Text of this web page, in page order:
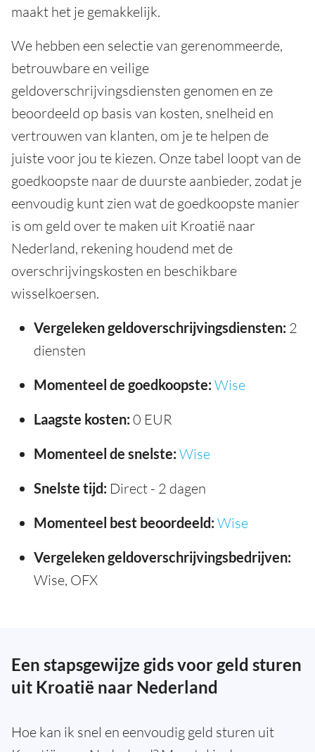
maakt het je gemakkelijk.
We hebben een selectie van gerenommeerde,
betrouwbare en veilige
geldoverschrijvingsdiensten genomen en ze
beoordeeld op basis van kosten, snelheid en
vertrouwen van klanten, om je te helpen de
juiste voor jou te kiezen. Onze tabel loopt van de
goedkoopste naar de duurste aanbieder, zodat je
eenvoudig kunt zien wat de goedkoopste manier
is om geld over te maken uit Kroatië naar
Nederland, rekening houdend met de
overschrijvingskosten en beschikbare
wisselkoersen.
Vergeleken geldoverschrijvingsdiensten: 2
diensten
Momenteel de goedkoopste: Wise
Laagste kosten: 0 EUR
Momenteel de snelste: Wise
Snelste tijd: Direct - 2 dagen
Momenteel best beoordeeld: Wise
Vergeleken geldoverschrijvingsbedrijven:
Wise, OFX
Een stapsgewijze gids voor geld sturen
uit Kroatië naar Nederland
Hoe kan ik snel en eenvoudig geld sturen uit